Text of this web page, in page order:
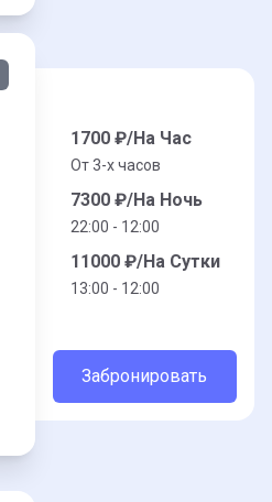
1700₽/На Час
От 3-x часов
7300₽/На Ночь
22:00 - 12:00
11000₽/На Сутки
13:00 - 12:00
Забронировать